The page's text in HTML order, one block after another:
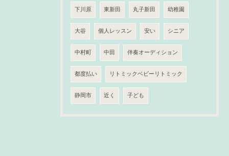
下川原 東新田 丸子新田 幼稚園
大谷 個人レッスン 安い シニア
中村町 中田 伴奏オーディション
都度払い リトミックベビーリトミック
静岡市 近く 子ども